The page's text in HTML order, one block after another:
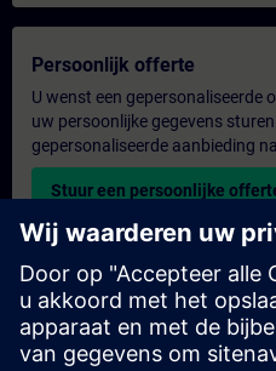
Persoonlijk offerte
U wenst een gepersonaliseerde
uw persoonlijke gegevens
gepersonaliseerde aanbieding
Stuur een persoonlijke
Aanvraag voor een
Heeft u een uitgebreidere
voor exclusieve training – op